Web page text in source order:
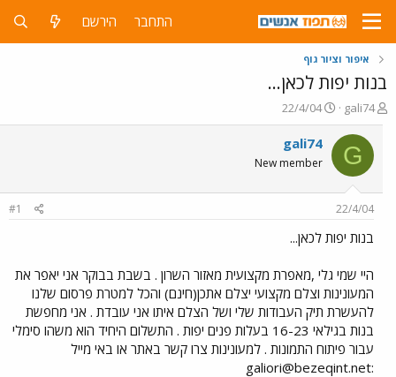
התחבר הירשם
איפור וציור גוף
בנות יפות לכאן...
פ
ו
ת
ח
ה
ש
א
gali74
פ
ו
ר
ם
ר
ך
22/4/04
G
gali74
New member
22/4/04
#1
בנות יפות לכאן...
היי שמי גלי ,מאפרת מקצועית מאזור השרון . בשבת בבוקר אני יאפר את
המעונינות וצלם מקצועי יצלם אתכן(חינם) והכל למטרת פרסום שלנו
להעשרת תיק העבודות שלי ושל הצלם איתו אני עובדת . אני מחפשת
בנות בגילאי 16-23 בעלות פנים יפות . התשלום היחיד הוא משהו סימלי
עבור פיתוח התמונות . למעונינות צרו קשר באתר או באי מייל
:
galiori@bezeqint.net